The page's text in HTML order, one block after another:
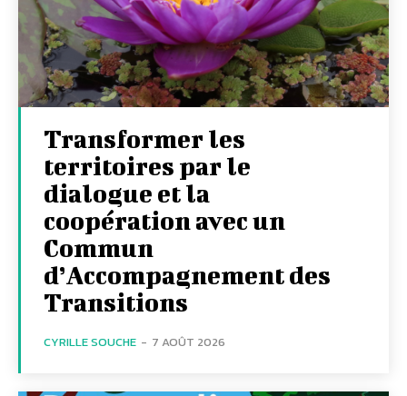
Transformer les
territoires par le
dialogue et la
coopération avec un
Commun
d’Accompagnement des
Transitions
CYRILLE SOUCHE - 7 AOÛT 2026